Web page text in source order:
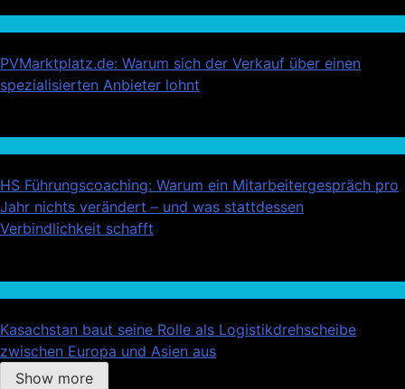
PVMarktplatz.de: Warum sich der Verkauf über einen
spezialisierten Anbieter lohnt
HS Führungscoaching: Warum ein Mitarbeitergespräch pro
Jahr nichts verändert – und was stattdessen
Verbindlichkeit schafft
Kasachstan baut seine Rolle als Logistikdrehscheibe
zwischen Europa und Asien aus
Show more